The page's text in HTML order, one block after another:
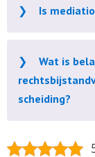
Is
Wat is
scheiding?